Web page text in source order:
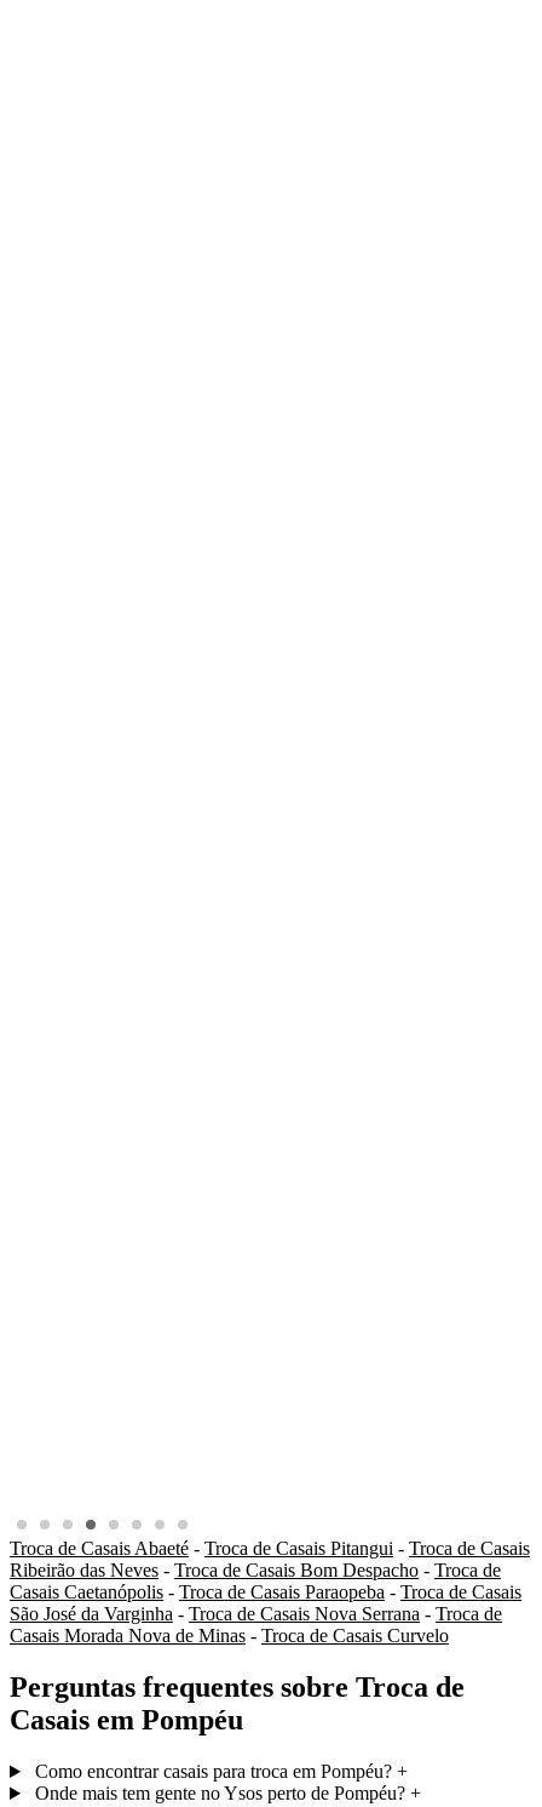
Troca de Casais Abaeté - Troca de Casais Pitangui - Troca de Casais
Ribeirão das Neves - Troca de Casais Bom Despacho - Troca de
Casais Caetanópolis - Troca de Casais Paraopeba - Troca de Casais
São José da Varginha - Troca de Casais Nova Serrana - Troca de
Casais Morada Nova de Minas - Troca de Casais Curvelo
Perguntas frequentes sobre Troca de
Casais em Pompéu
Como encontrar casais para troca em Pompéu? +
Onde mais tem gente no Ysos perto de Pompéu? +